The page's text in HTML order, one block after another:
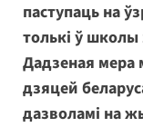
паступаць на
толькі ў
Дадзеная мера
дзяцей
дазволамі на